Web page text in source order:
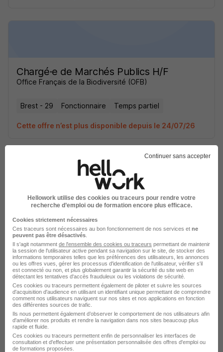
Chargé·e de Marchés Publics H/F
Office Français de la Biodiversité (OFB)
Brest - 29 Fonctionnaire Temps partiel
Cette offre n’est plus disponible depuis le 24/07/26
Chargé·e de Marchés Publics H/F
Brest - 29 Fonctionnaire
Cette offre n’est plus disponible depuis le 24/07/26
Chargé·e de Marchés Publics H/F
Office Français de la Biodiversité (OFB)
Continuer sans accepter
Hellowork utilise des cookies ou traceurs pour rendre votre
recherche d’emploi ou de formation encore plus efficace.
Cookies strictement nécessaires
Ces traceurs sont nécessaires au bon fonctionnement de nos services et ne
peuvent pas être désactivés
Il s'agit notamment de l'ensemble des cookies ou traceurs permettant de maintenir
la session de l'utilisateur active pendant sa navigation sur le site, de stocker des
informations temporaires telles que les préférences des utilisateurs, les annonces
ou les offres vues, gérer les processus d'identification de l'utilisateur, vérifier s'il
est connecté ou non, et plus globalement garantir la sécurité du site web en
détectant les tentatives d'accès frauduleux ou les violations de sécurité.
Ces cookies ou traceurs permettent également de piloter et suivre les sources
d'acquisition d'audience en utilisant un identifiant unique permettant de comprendre
comment nos utilisateurs naviguent sur nos sites et nos applications en fonction
des différentes sources de trafic.
Ils nous permettent également d’observer le comportement de nos utilisateurs afin
d'améliorer nos produits et rendre la navigation dans nos sites beaucoup plus
rapide et fluide.
Ces cookies ou traceurs permettent enfin de personnaliser les interfaces de
consultation et d'effectuer une présentation personnalisée des offres d'emploi ou
de formations proposées.